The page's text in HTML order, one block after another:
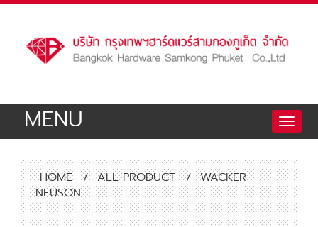
Toggle
MENU
HOME / ALL PRODUCT / WACKER
NEUSON